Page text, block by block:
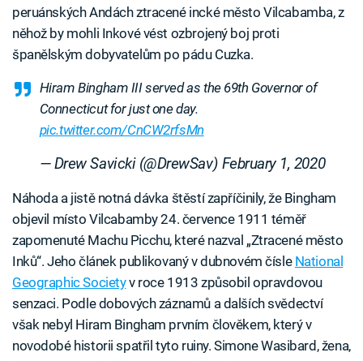
peruánských Andách ztracené incké město Vilcabamba, z
něhož by mohli Inkové vést ozbrojený boj proti
španělským dobyvatelům po pádu Cuzka.
Hiram Bingham III served as the 69th Governor of
Connecticut for just one day.
pic.twitter.com/CnCW2rfsMn
— Drew Savicki (@DrewSav) February 1, 2020
Náhoda a jistě notná dávka štěstí zapříčinily, že Bingham
objevil místo Vilcabamby 24. července 1911 téměř
zapomenuté Machu Picchu, které nazval „Ztracené město
Inků“. Jeho článek publikovaný v dubnovém čísle National
Geographic Societyv roce 1913 způsobil opravdovou
senzaci. Podle dobových záznamů a dalších svědectví
však nebyl Hiram Bingham prvním člověkem, který v
novodobé historii spatřil tyto ruiny. Simone Wasibard, žena,